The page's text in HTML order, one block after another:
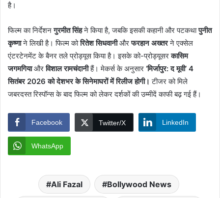
है।
फिल्म का निर्देशनगुरमीत सिंहने किया है, जबकि इसकी कहानी और पटकथापुनीत
कृष्णाने लिखी है। फिल्म कोरितेश सिधवानीऔरफरहान अख्तरने एक्सेल
एंटरटेनमेंट के बैनर तले प्रोड्यूस किया है। इसके को-प्रोड्यूसरकासिम
जगमगियाऔरविशाल रामचंदानीहैं। मेकर्स के अनुसार ‘मिर्जापुर: द मूवी’ 4
सितंबर 2026 को देशभर के सिनेमाघरों में रिलीज होगी। टीजर को मिले
जबरदस्त रिस्पॉन्स के बाद फिल्म को लेकर दर्शकों की उम्मीदें काफी बढ़ गई हैं।
Facebook Twitter/X LinkedIn
WhatsApp
Ali Fazal Bollywood News